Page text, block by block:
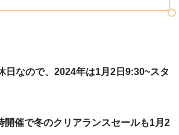
日なので、2024年は1月2日9:30~スタ
開催で冬のクリアランスセールも1月2